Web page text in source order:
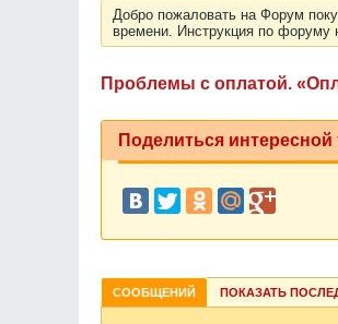
Добро пожаловать на Форум
времени. Инструкция по форуму
Проблемы с оплатой.
Поделиться интересной
СООБЩЕНИЙ ПОКАЗАТЬ